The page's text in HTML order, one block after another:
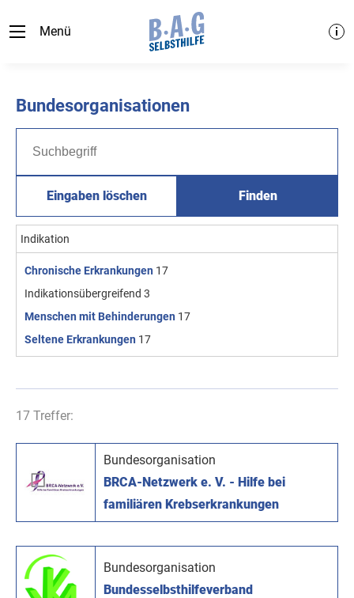
Menü
Bundesorganisationen
Eingaben löschen Finden
Indikation
Chronische Erkrankungen 17
Indikationsübergreifend 3
Menschen mit Behinderungen 17
Seltene Erkrankungen 17
17 Treffer:
Bundesorganisation
BRCA-Netzwerk e. V. - Hilfe bei
familiären Krebserkrankungen
Bundesorganisation
Bundesselbsthilfeverband